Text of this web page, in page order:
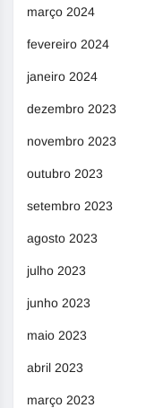
março 2024
fevereiro 2024
janeiro 2024
dezembro 2023
novembro 2023
outubro 2023
setembro 2023
agosto 2023
julho 2023
junho 2023
maio 2023
abril 2023
março 2023